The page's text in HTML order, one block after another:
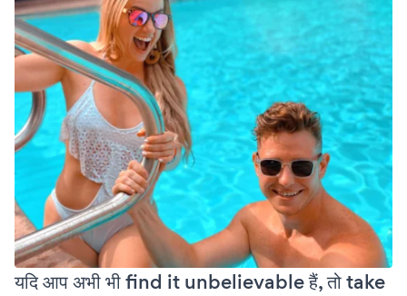
यदि आप अभी भी find it unbelievable हैं, तो take